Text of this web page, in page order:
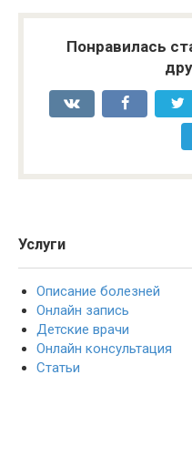
Понравилась
Услуги
Описание болезней
Онлайн запись
Детские врачи
Онлайн консультация
Статьи